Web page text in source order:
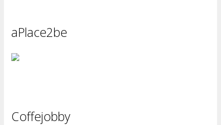
aPlace2be
Coffejobby